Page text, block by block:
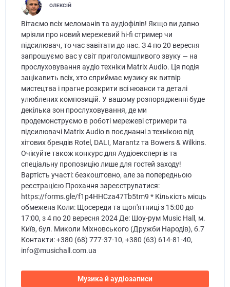
ОЛЕКСІЙ
Вітаємо всіх меломанів та аудіофілів! Якщо ви давно
мріяли про новий мережевий hi-fi стример чи
підсилювач, то час завітати до нас. З 4 по 20 вересня
запрошуємо вас у світ приголомшливого звуку — на
прослуховування аудіо техніки Matrix Audio. Ця подія
зацікавить всіх, хто сприймає музику як витвір
мистецтва і прагне розкрити всі нюанси та деталі
улюблених композицій. У вашому розпорядженні буде
декілька зон прослуховування, де ми
продемонструємо в роботі мережеві стримери та
підсилювачі Matrix Audio в поєднанні з технікою від
хітових брендів Rotel, DALI, Marantz та Bowers & Wilkins.
Очікуйте також конкурс для Аудіоекспертів та
спеціальну пропозицію лише для гостей заходу!
Вартість участі: безкоштовно, але за попередньою
реєстрацією Прохання зареєструватися:
https://forms.gle/f1p4HHCza47Tb5tm9 * Кількість місць
обмежена Коли: Щосереди та щоп'ятниці з 15:00 до
17:00, з 4 по 20 вересня 2024 Де: Шоу-рум Music Hall, м.
Київ, бул. Миколи Міхновського (Дружби Народів), б.7
Контакти: +380 (68) 777-37-10, +380 (63) 614-81-40,
info@musichall.com.ua
Музика й аудіозаписи